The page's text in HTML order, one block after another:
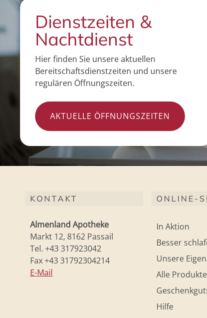
Dienstzeiten &
Nachtdienst
Hier finden Sie unsere aktuellen
Bereitschaftsdienstzeiten und unsere
regulären Öffnungszeiten.
AKTUELLE ÖFFNUNGSZEITEN
KONTAKT
Almenland Apotheke
Markt 12, 8162 Passail
Tel. +43 317923042
Fax +43 31792304214
E-Mail
ONLINE-
In Aktion
Besser
Unsere
Alle Produkte
Hilfe